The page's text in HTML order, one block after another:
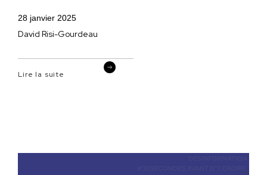
28 janvier 2025
David Risi-Gourdeau
Lire la suite